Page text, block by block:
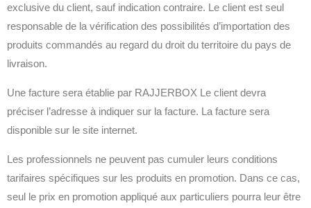
exclusive du client, sauf indication contraire. Le client est seul
responsable de la vérification des possibilités d’importation des
produits commandés au regard du droit du territoire du pays de
livraison.
Une facture sera établie par RAJJERBOX Le client devra
préciser l’adresse à indiquer sur la facture. La facture sera
disponible sur le site internet.
Les professionnels ne peuvent pas cumuler leurs conditions
tarifaires spécifiques sur les produits en promotion. Dans ce cas,
seul le prix en promotion appliqué aux particuliers pourra leur être